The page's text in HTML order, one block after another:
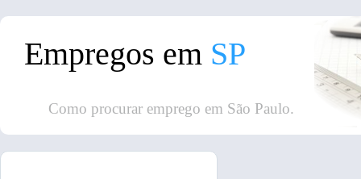
Empregos em SP
Como procurar emprego em São Paulo.